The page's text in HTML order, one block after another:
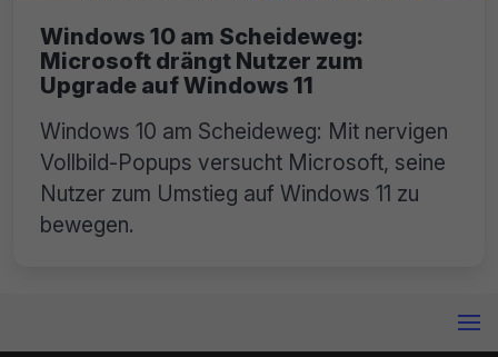
Windows 10 am Scheideweg:
Microsoft drängt Nutzer zum
Upgrade auf Windows 11
Windows 10 am Scheideweg: Mit nervigen
Vollbild-Popups versucht Microsoft, seine
Nutzer zum Umstieg auf Windows 11 zu
bewegen.